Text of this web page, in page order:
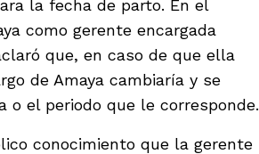
la fecha de parto. En el
como gerente encargada
que, en caso de que ella
de Amaya cambiaría y se
el periodo que le corresponde.
conocimiento que la gerente